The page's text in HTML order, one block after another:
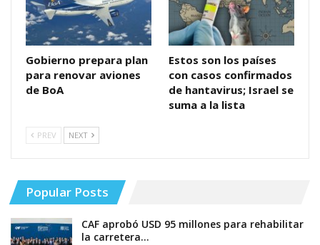
Gobierno prepara plan
para renovar aviones
de BoA
Estos son los países
con casos confirmados
de hantavirus; Israel se
suma a la lista
PREV NEXT
Popular Posts
CAF aprobó USD 95 millones para rehabilitar
la carretera…